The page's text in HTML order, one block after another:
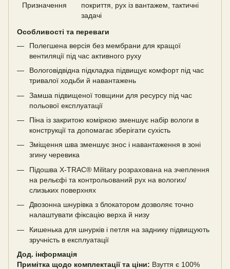
Призначення
покриття, рух із вантажем, тактичні
задачі
Особливості та переваги
Полегшена версія без мембрани для кращої
вентиляції під час активного руху
Вологовідвідна підкладка підвищує комфорт під час
тривалої ходьби й навантажень
Замша підвищеної товщини для ресурсу під час
польової експлуатації
Піна із закритою коміркою зменшує набір вологи в
конструкції та допомагає зберігати сухість
Зміщення шва зменшує знос і навантаження в зоні
згину черевика
Підошва X-TRAC® Military розрахована на зчеплення
на рельєфі та контрольований рух на вологих/
слизьких поверхнях
Двозонна шнурівка з блокатором дозволяє точно
налаштувати фіксацію верха й низу
Кишенька для шнурків і петля на заднику підвищують
зручність в експлуатації
Дод. інформація
Примітка щодо комплектації та ціни: Взуття є 100%